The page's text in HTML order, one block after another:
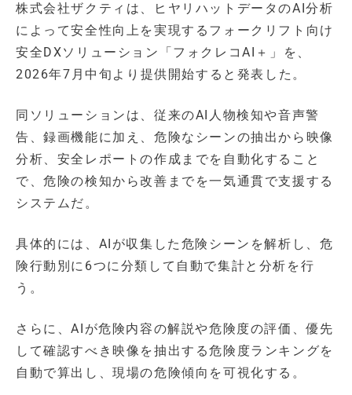
株式会社ザクティは、ヒヤリハットデータのAI分析
によって安全性向上を実現するフォークリフト向け
安全DXソリューション「フォクレコAI＋」を、
2026年7月中旬より提供開始すると発表した。
同ソリューションは、従来のAI人物検知や音声警
告、録画機能に加え、危険なシーンの抽出から映像
分析、安全レポートの作成までを自動化すること
で、危険の検知から改善までを一気通貫で支援する
システムだ。
具体的には、AIが収集した危険シーンを解析し、危
険行動別に6つに分類して自動で集計と分析を行
う。
さらに、AIが危険内容の解説や危険度の評価、優先
して確認すべき映像を抽出する危険度ランキングを
自動で算出し、現場の危険傾向を可視化する。